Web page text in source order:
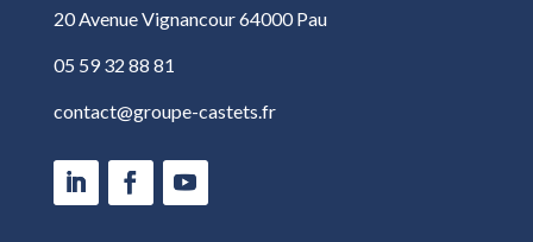
20 Avenue Vignancour 64000 Pau
05 59 32 88 81
contact@groupe-castets.fr